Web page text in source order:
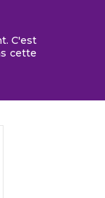
C'est
cette